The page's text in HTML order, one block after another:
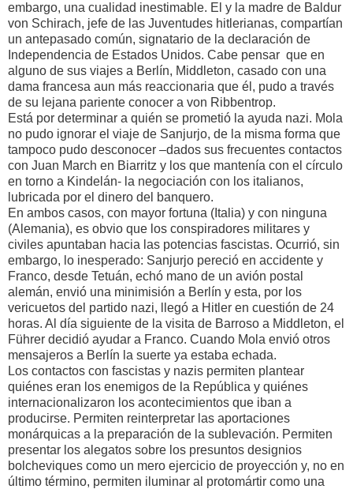
embargo, una cualidad inestimable. El y la madre de Baldur
von Schirach, jefe de las Juventudes hitlerianas, compartían
un antepasado común, signatario de la declaración de
Independencia de Estados Unidos. Cabe pensar que en
alguno de sus viajes a Berlín, Middleton, casado con una
dama francesa aun más reaccionaria que él, pudo a través
de su lejana pariente conocer a von Ribbentrop.
Está por determinar a quién se prometió la ayuda nazi. Mola
no pudo ignorar el viaje de Sanjurjo, de la misma forma que
tampoco pudo desconocer –dados sus frecuentes contactos
con Juan March en Biarritz y los que mantenía con el círculo
en torno a Kindelán- la negociación con los italianos,
lubricada por el dinero del banquero.
En ambos casos, con mayor fortuna (Italia) y con ninguna
(Alemania), es obvio que los conspiradores militares y
civiles apuntaban hacia las potencias fascistas. Ocurrió, sin
embargo, lo inesperado: Sanjurjo pereció en accidente y
Franco, desde Tetuán, echó mano de un avión postal
alemán, envió una minimisión a Berlín y esta, por los
vericuetos del partido nazi, llegó a Hitler en cuestión de 24
horas. Al día siguiente de la visita de Barroso a Middleton, el
Führer decidió ayudar a Franco. Cuando Mola envió otros
mensajeros a Berlín la suerte ya estaba echada.
Los contactos con fascistas y nazis permiten plantear
quiénes eran los enemigos de la República y quiénes
internacionalizaron los acontecimientos que iban a
producirse. Permiten reinterpretar las aportaciones
monárquicas a la preparación de la sublevación. Permiten
presentar los alegatos sobre los presuntos designios
bolcheviques como un mero ejercicio de proyección y, no en
último término, permiten iluminar al protomártir como una